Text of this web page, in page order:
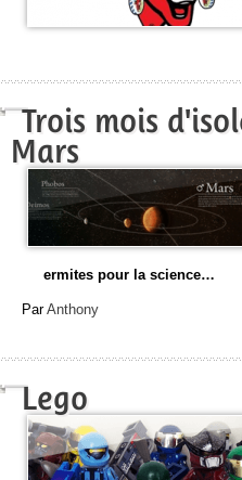
Trois mois
Mars
ermites pour la science…
ParAnthony
Lego